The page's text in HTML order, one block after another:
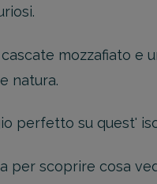
mozzafiato e
natura.
perfetto su quest'
per scoprire cosa